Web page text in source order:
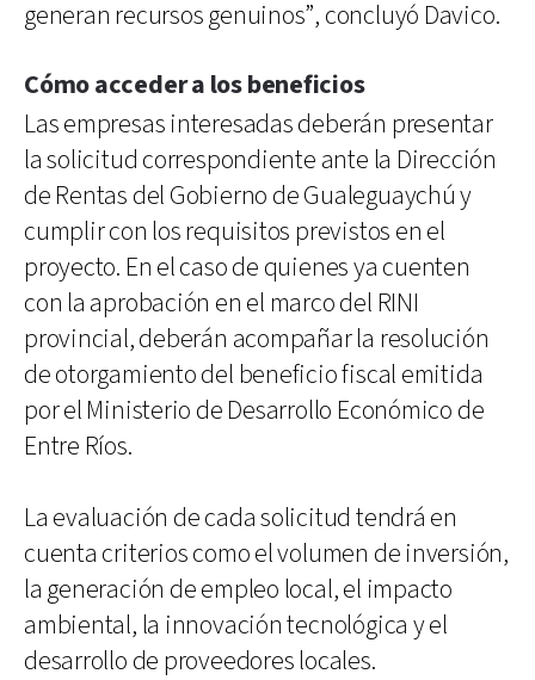
generan recursos genuinos”, concluyó Davico.
Cómo acceder a los beneficios
Las empresas interesadas deberán presentar
la solicitud correspondiente ante la Dirección
de Rentas del Gobierno de Gualeguaychú y
cumplir con los requisitos previstos en el
proyecto. En el caso de quienes ya cuenten
con la aprobación en el marco del RINI
provincial, deberán acompañar la resolución
de otorgamiento del beneficio fiscal emitida
por el Ministerio de Desarrollo Económico de
Entre Ríos.
La evaluación de cada solicitud tendrá en
cuenta criterios como el volumen de inversión,
la generación de empleo local, el impacto
ambiental, la innovación tecnológica y el
desarrollo de proveedores locales.